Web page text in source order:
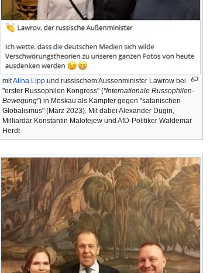
mitAlina Lipp und russischem Aussenminister Lawrow bei
"erster Russophilen Kongress" ("Internationale Russophilen-
Bewegung") in Moskau als Kämpfer gegen "satanischen
Globalismus" (März 2023). Mit dabei Alexander Dugin,
Milliardär Konstantin Malofejew und AfD-Politiker Waldemar
Herdt